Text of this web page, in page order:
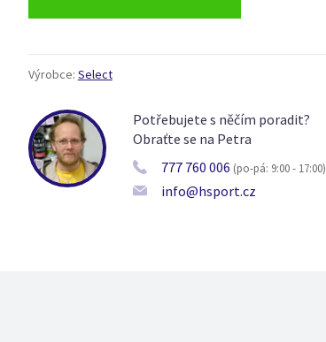
Výrobce: Select
Potřebujete s něčím poradit?
Obraťte se na Petra
777 760 006 (po-pá: 9:00 - 17:00)
info@hsport.cz